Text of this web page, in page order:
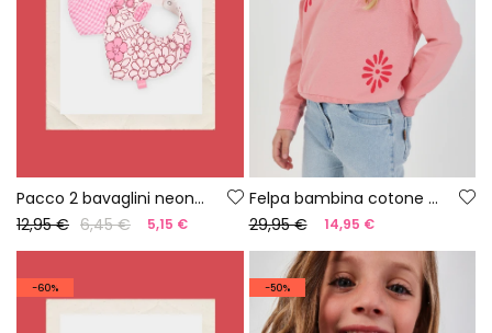
Pacco 2 bavaglini neonato in cotone stampato
12,95 € 6,45 € 5,15 €
Felpa bambina cotone salmone
29,95 €
14,95 €
-60% -50%